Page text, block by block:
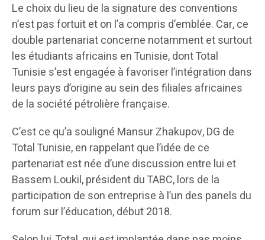
Le choix du lieu de la signature des conventions
n’est pas fortuit et on l’a compris d’emblée. Car, ce
double partenariat concerne notamment et surtout
les étudiants africains en Tunisie, dont Total
Tunisie s’est engagée à favoriser l’intégration dans
leurs pays d’origine au sein des filiales africaines
de la société pétrolière française.
C’est ce qu’a souligné Mansur Zhakupov, DG de
Total Tunisie, en rappelant que l’idée de ce
partenariat est née d’une discussion entre lui et
Bassem Loukil, président du TABC, lors de la
participation de son entreprise à l’un des panels du
forum sur l’éducation, début 2018.